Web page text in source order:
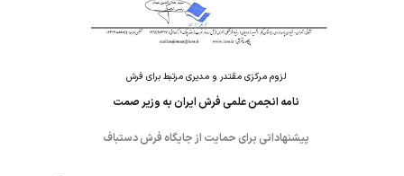
لزوم مرکزی مقتدر و مدیری مرتبط برای فرش
نامه انجمن علمی فرش ایران به وزیر صمت
پیشنهاداتی برای حمایت از جایگاه فرش دستباف